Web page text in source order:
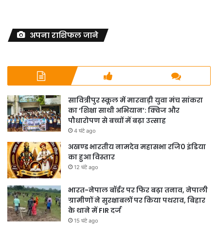
अपना राशिफल जाने
सावित्रीपुर स्कूल में मारवाड़ी युवा मंच सांकरा
का ‘शिक्षा साथी अभियान’: क्विज और
पौधारोपण से बच्चों में बढ़ा उत्साह
4 घंटे ago
अखण्ड भारतीय नामदेव महासभा रजि0 इंडिया
का हुआ विस्तार
12 घंटे ago
भारत-नेपाल बॉर्डर पर फिर बढ़ा तनाव, नेपाली
ग्रामीणों ने सुरक्षाबलों पर किया पथराव, बिहार
के थाने में FIR दर्ज
15 घंटे ago